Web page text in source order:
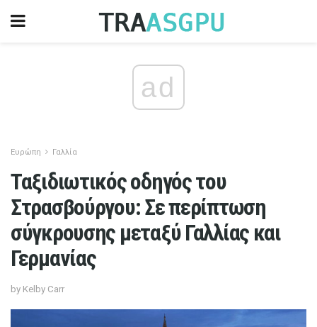
ad
Ευρώπη Γαλλία
Ταξιδιωτικός οδηγός του
Στρασβούργου: Σε περίπτωση
σύγκρουσης μεταξύ Γαλλίας και
Γερμανίας
by Kelby Carr